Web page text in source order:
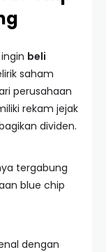
beli
saham
perusahaan
rekam jejak
dividen.
tergabung
blue chip
dengan